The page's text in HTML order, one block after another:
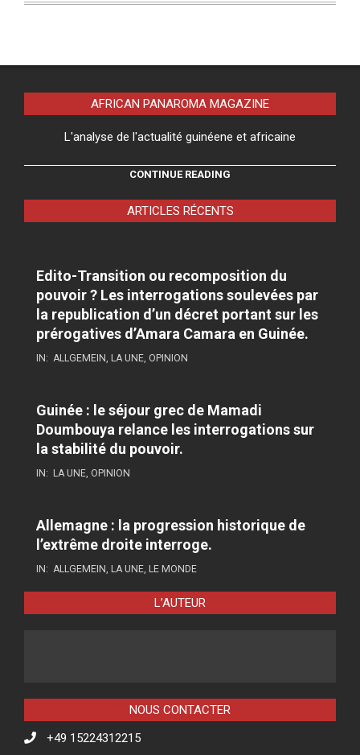
AFRICAN PANAROMA MAGAZINE
L'analyse de l'actualité guinéene et africaine
CONTINUE READING
ARTICLES RÉCENTS
Edito-Transition ou recomposition du
pouvoir ? Les interrogations soulevées par
la republication d’un décret portant sur les
prérogatives d’Amara Camara en Guinée.
IN: ALLGEMEIN, LA UNE, OPINION
Guinée : le séjour grec de Mamadi
Doumbouya relance les interrogations sur
la stabilité du pouvoir.
IN: LA UNE, OPINION
Allemagne : la progression historique de
l’extrême droite interroge.
IN: ALLGEMEIN, LA UNE, LE MONDE
L’AUTEUR
NOUS CONTACTER
+49 15224312215